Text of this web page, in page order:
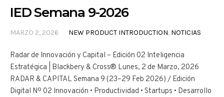
IED Semana 9-2026
MARZO 2, 2026 NEW PRODUCT INTRODUCTION, NOTICIAS
Radar de Innovación y Capital – Edición 02 Inteligencia
Estratégica | Blackbery & Cross® Lunes, 2 de Marzo, 2026
RADAR & CAPITAL Semana 9 (23–29 Feb 2026) / Edición
Digital Nº 02 Innovación • Productividad • Startups • Desarrollo